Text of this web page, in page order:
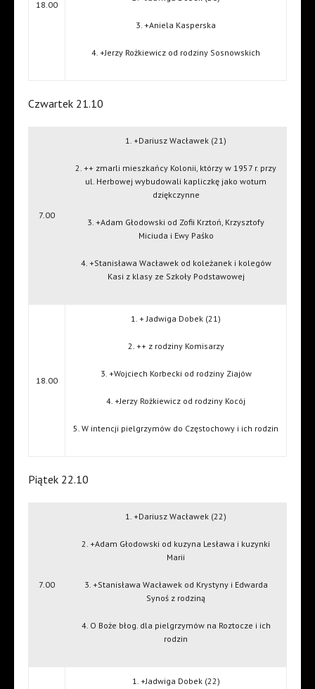
18.00
3. +Aniela Kasperska
4. +Jerzy Rożkiewicz od rodziny Sosnowskich
Czwartek 21.10
7.00
1. +Dariusz Wacławek (21)
2. ++ zmarli mieszkańcy Kolonii, którzy w 1957 r. przy
ul. Herbowej wybudowali kapliczkę jako wotum
dziękczynne
3. +Adam Głodowski od Zofii Krztoń, Krzysztofy
Miciuda i Ewy Paśko
4. +Stanisława Wacławek od koleżanek i kolegów
Kasi z klasy ze Szkoły Podstawowej
18.00
1. + Jadwiga Dobek (21)
2. ++ z rodziny Komisarzy
3. +Wojciech Korbecki od rodziny Ziajów
4. +Jerzy Rożkiewicz od rodziny Kocój
5. W intencji pielgrzymów do Częstochowy i ich rodzin
Piątek 22.10
7.00
1. +Dariusz Wacławek (22)
2. +Adam Głodowski od kuzyna Lesława i kuzynki
Marii
3. +Stanisława Wacławek od Krystyny i Edwarda
Synoś z rodziną
4. O Boże błog. dla pielgrzymów na Roztocze i ich
rodzin
1. +Jadwiga Dobek (22)